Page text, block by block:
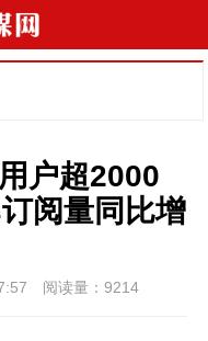
户超2000
阅量同比增
阅读量：9214